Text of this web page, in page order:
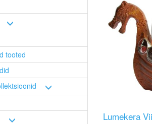
tooted
Lumekera